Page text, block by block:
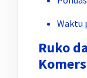
Waktu
Ruko